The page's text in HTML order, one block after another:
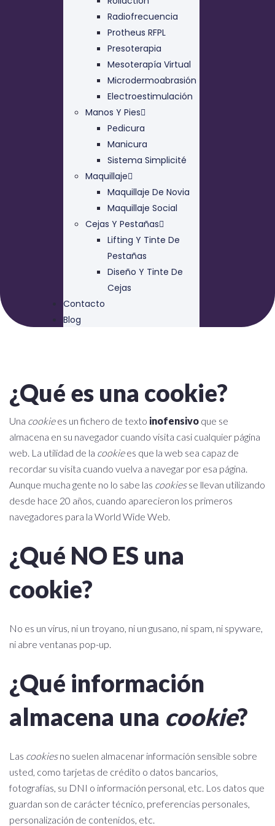
Radiofrecuencia
Protheus RFPL
Presoterapia
Mesoterapía Virtual
Microdermoabrasión
Electroestimulación
Manos Y Pies
Pedicura
Manicura
Sistema Simplicité
Maquillaje
Maquillaje De Novia
Maquillaje Social
Cejas Y Pestañas
Lifting Y Tinte De
Pestañas
Diseño Y Tinte De
Cejas
Contacto
Blog
¿Qué es una cookie?
Una cookiees un fichero de texto inofensivo que se
almacena en su navegador cuando visita casi cualquier página
web. La utilidad de la cookiees que la web sea capaz de
recordar su visita cuando vuelva a navegar por esa página.
Aunque mucha gente no lo sabe las cookiesse llevan utilizando
desde hace 20 años, cuando aparecieron los primeros
navegadores para la World Wide Web.
¿Qué NO ES una
cookie?
No es un virus, ni un troyano, ni un gusano, ni spam, ni spyware,
ni abre ventanas pop-up.
¿Qué información
almacena una cookie?
Las cookiesno suelen almacenar información sensible sobre
usted, como tarjetas de crédito o datos bancarios,
fotografías, su DNI o información personal, etc. Los datos que
guardan son de carácter técnico, preferencias personales,
personalización de contenidos, etc.